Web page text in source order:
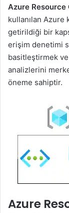
Azure Resource
kullanılan Azure
getirildiği bir
erişim denetimi
basitleştirmek
analizlerini
öneme sahiptir.
Azure